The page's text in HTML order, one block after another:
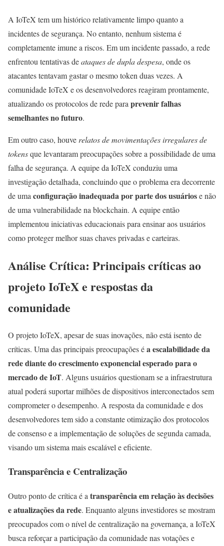
A IoTeX tem um histórico relativamente limpo quanto a
incidentes de segurança. No entanto, nenhum sistema é
completamente imune a riscos. Em um incidente passado, a rede
enfrentou tentativas deataques de dupla despesa, onde os
atacantes tentavam gastar o mesmo token duas vezes. A
comunidade IoTeX e os desenvolvedores reagiram prontamente,
atualizando os protocolos de rede para prevenir falhas
semelhantes no futuro.
Em outro caso, houve relatos de movimentações irregulares de
tokensque levantaram preocupações sobre a possibilidade de uma
falha de segurança. A equipe da IoTeX conduziu uma
investigação detalhada, concluindo que o problema era decorrente
de uma configuração inadequada por parte dos usuáriose não
de uma vulnerabilidade na blockchain. A equipe então
implementou iniciativas educacionais para ensinar aos usuários
como proteger melhor suas chaves privadas e carteiras.
Análise Crítica: Principais críticas ao
projeto IoTeX e respostas da
comunidade
O projeto IoTeX, apesar de suas inovações, não está isento de
críticas. Uma das principais preocupações éa escalabilidade da
rede diante do crescimento exponencial esperado para o
mercado de IoT. Alguns usuários questionam se a infraestrutura
atual poderá suportar milhões de dispositivos interconectados sem
comprometer o desempenho. A resposta da comunidade e dos
desenvolvedores tem sido a constante otimização dos protocolos
de consenso e a implementação de soluções de segunda camada,
visando um sistema mais escalável e eficiente.
Transparência e Centralização
Outro ponto de crítica é a transparência em relação às decisões
e atualizações da rede. Enquanto alguns investidores se mostram
preocupados com o nível de centralização na governança, a IoTeX
busca reforçar a participação da comunidade nas votações e